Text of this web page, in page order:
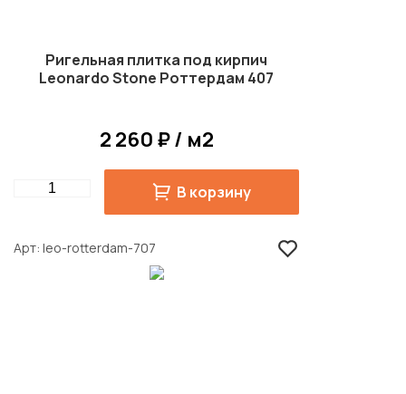
Ригельная плитка под кирпич
Leonardo Stone Роттердам 407
2 260 ₽ / м2
Quantity В корзину
Арт leo-rotterdam-707